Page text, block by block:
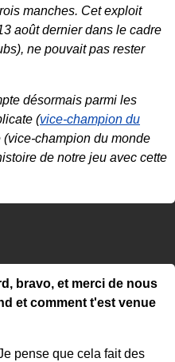
manches. Cet exploit
août dernier dans le cadre
ne pouvait pas rester
désormais parmi les
(vice-champion du
(vice-champion du monde
de notre jeu avec cette
bravo, et merci de nous
et comment t'est venue
pense que cela fait des